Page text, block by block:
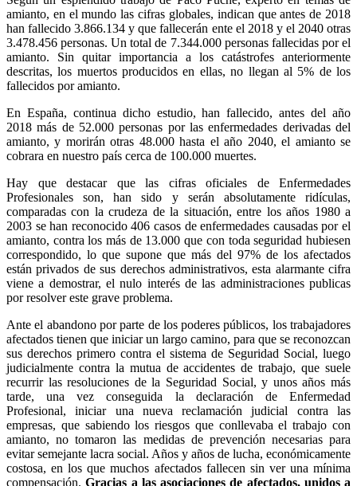
amianto, en el mundo las cifras globales, indican que antes de 2018
han fallecido 3.866.134 y que fallecerán ente el 2018 y el 2040 otras
3.478.456 personas. Un total de 7.344.000 personas fallecidas por el
amianto. Sin quitar importancia a los catástrofes anteriormente
descritas, los muertos producidos en ellas, no llegan al 5% de los
fallecidos por amianto.
En España, continua dicho estudio, han fallecido, antes del año
2018 más de 52.000 personas por las enfermedades derivadas del
amianto, y morirán otras 48.000 hasta el año 2040, el amianto se
cobrara en nuestro país cerca de 100.000 muertes.
Hay que destacar que las cifras oficiales de Enfermedades
Profesionales son, han sido y serán absolutamente ridículas,
comparadas con la crudeza de la situación, entre los años 1980 a
2003 se han reconocido 406 casos de enfermedades causadas por el
amianto, contra los más de 13.000 que con toda seguridad hubiesen
correspondido, lo que supone que más del 97% de los afectados
están privados de sus derechos administrativos, esta alarmante cifra
viene a demostrar, el nulo interés de las administraciones publicas
por resolver este grave problema.
Ante el abandono por parte de los poderes públicos, los trabajadores
afectados tienen que iniciar un largo camino, para que se reconozcan
sus derechos primero contra el sistema de Seguridad Social, luego
judicialmente contra la mutua de accidentes de trabajo, que suele
recurrir las resoluciones de la Seguridad Social, y unos años más
tarde, una vez conseguida la declaración de Enfermedad
Profesional, iniciar una nueva reclamación judicial contra las
empresas, que sabiendo los riesgos que conllevaba el trabajo con
amianto, no tomaron las medidas de prevención necesarias para
evitar semejante lacra social. Años y años de lucha, económicamente
costosa, en los que muchos afectados fallecen sin ver una mínima
compensación.Gracias a las asociaciones de afectados, unidos a